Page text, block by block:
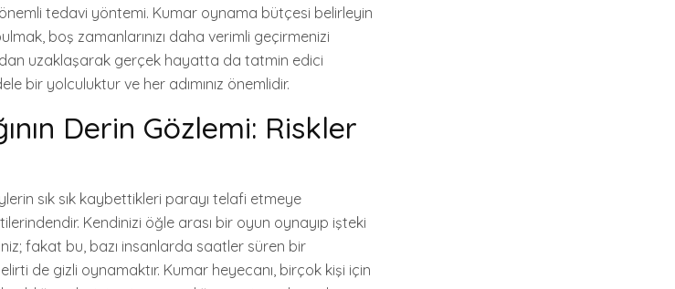
tedavi yöntemi. Kumar oynama bütçesi belirleyin
boş zamanlarınızı daha verimli geçirmenizi
uzaklaşarak gerçek hayatta da tatmin edici
bir yolculuktur ve her adımınız önemlidir.
Derin Gözlemi: Riskler
sık sık kaybettikleri parayı telafi etmeye
Kendinizi öğle arası bir oyun oynayıp işteki
fakat bu, bazı insanlarda saatler süren bir
de gizli oynamaktır. Kumar heyecanı, birçok kişi için